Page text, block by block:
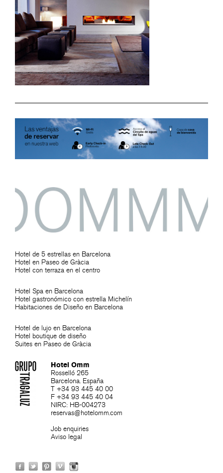
Hotel de 5 estrellas en Barcelona
Hotel en Paseo de Gràcia
Hotel con terraza en el centro
Hotel Spa en Barcelona
Hotel gastronómico con estrella Michelín
Habitaciones de Diseño en Barcelona
Hotel de lujo en Barcelona
Hotel boutique de diseño
Suites en Paseo de Gràcia
Hotel Omm
Rosselló 265
Barcelona. España
T +34 93 445 40 00
F +34 93 445 40 04
NIRC: HB-004273
reservas@hotelomm.com
Job enquiries
Aviso legal